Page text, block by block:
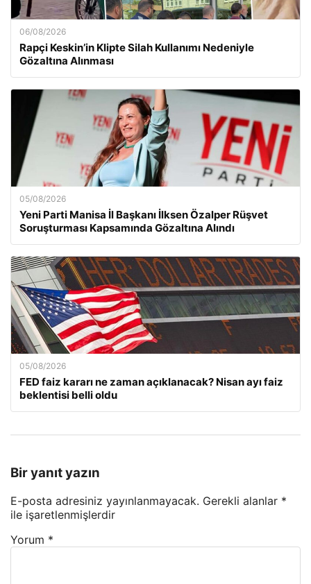
06/08/2026
Rapçi Keskin’in Klipte Silah Kullanımı Nedeniyle
Gözaltına Alınması
05/08/2026
Yeni Parti Manisa İl Başkanı İlksen Özalper Rüşvet
Soruşturması Kapsamında Gözaltına Alındı
05/08/2026
FED faiz kararı ne zaman açıklanacak? Nisan ayı faiz
beklentisi belli oldu
Bir yanıt yazın
E-posta adresiniz yayınlanmayacak. Gerekli alanlar *
ile işaretlenmişlerdir
Yorum *